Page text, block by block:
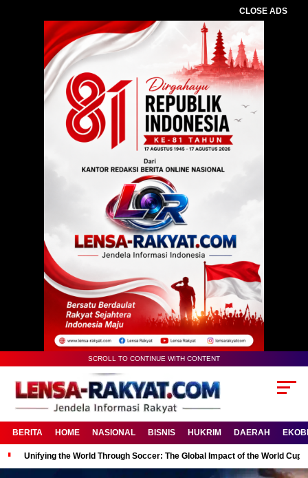
CLOSE ADS
SCROLL TO CONTINUE WITH CONTENT
BERITA HOME NASIONAL BISNIS HUKRIM DAERAH
Unifying the World Through Soccer: The Global Impact of the World Cup